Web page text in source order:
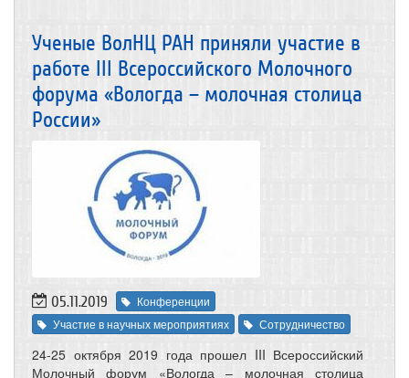
Ученые ВолНЦ РАН приняли участие в
работе III Всероссийского Молочного
форума «Вологда – молочная столица
России»
05.11.2019
Конференции
Участие в научных мероприятиях
Сотрудничество
24-25 октября 2019 года прошел III Всероссийский
Молочный форум «Вологда – молочная столица